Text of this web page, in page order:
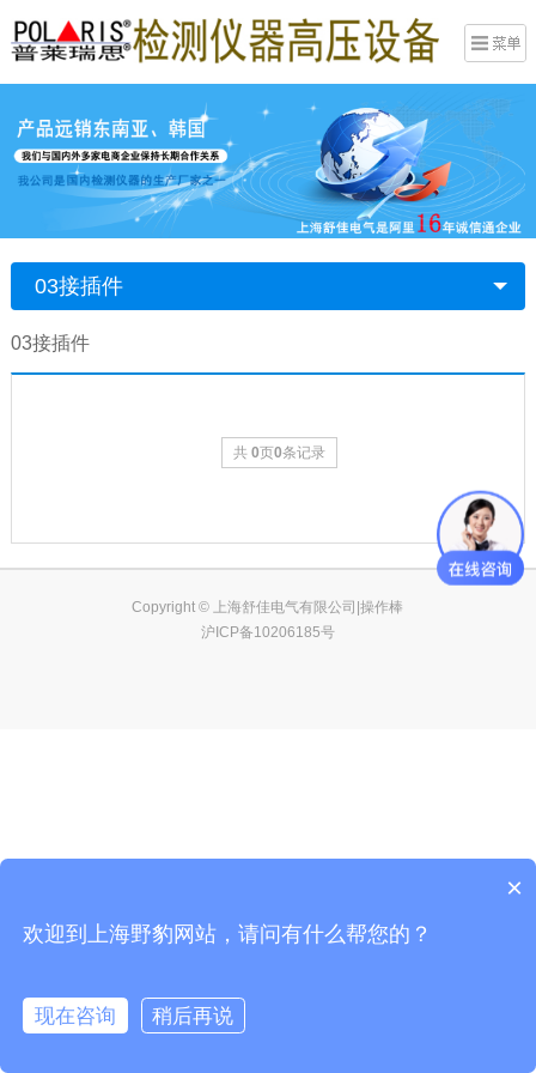
03接插件
03接插件
共0页0条记录
Copyright © 上海舒佳电气有限公司|操作棒
沪ICP备10206185号
×
欢迎到上海野豹网站，请问有什么帮您的？
现在咨询
稍后再说
在线咨询